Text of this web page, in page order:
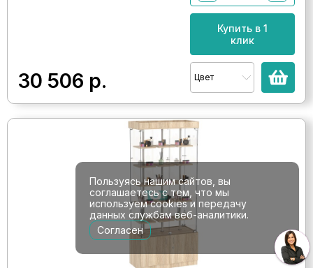
30 506 р.
Купить в 1
клик
Цвет
Пользуясь нашим сайтов, вы
соглашаетесь с тем, что мы
используем cookies и передачу
данных службам веб-аналитики.
Согласен